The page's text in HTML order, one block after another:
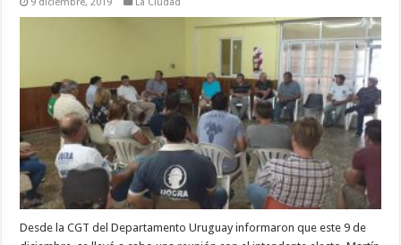
Desde la CGT del Departamento Uruguay informaron que este 9 de